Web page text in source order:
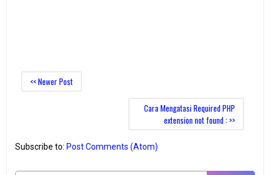
<< Newer Post
Cara Mengatasi Required PHP
extension not found : >>
Subscribe to: Post Comments (Atom)